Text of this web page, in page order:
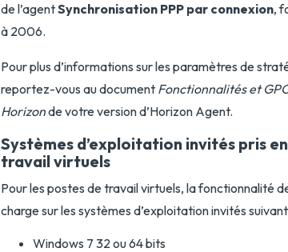
de l’agentSynchronisation PPP par connexion,
à 2006.
Pour plus d’informations sur les paramètres de
reportez-vous au document Fonctionnalités et
Horizonde votre version d’Horizon Agent.
Systèmes d’exploitation invités pris
travail virtuels
Pour les postes de travail virtuels, la fonctionnalité
charge sur les systèmes d’exploitation invités
Windows 7 32 ou 64 bits